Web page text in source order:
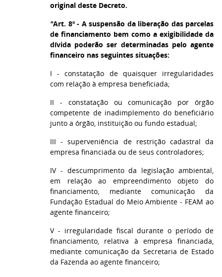
original deste Decreto.
"Art. 8º - A suspensão da liberação das parcelas
de financiamento bem como a exigibilidade da
dívida poderão ser determinadas pelo agente
financeiro nas seguintes situações:
I - constatação de quaisquer irregularidades
com relação à empresa beneficiada;
II - constatação ou comunicação por órgão
competente de inadimplemento do beneficiário
junto a órgão, instituição ou fundo estadual;
III - superveniência de restrição cadastral da
empresa financiada ou de seus controladores;
IV - descumprimento da legislação ambiental,
em relação ao empreendimento objeto do
financiamento, mediante comunicação da
Fundação Estadual do Meio Ambiente - FEAM ao
agente financeiro;
V - irregularidade fiscal durante o período de
financiamento, relativa à empresa financiada,
mediante comunicação da Secretaria de Estado
da Fazenda ao agente financeiro;